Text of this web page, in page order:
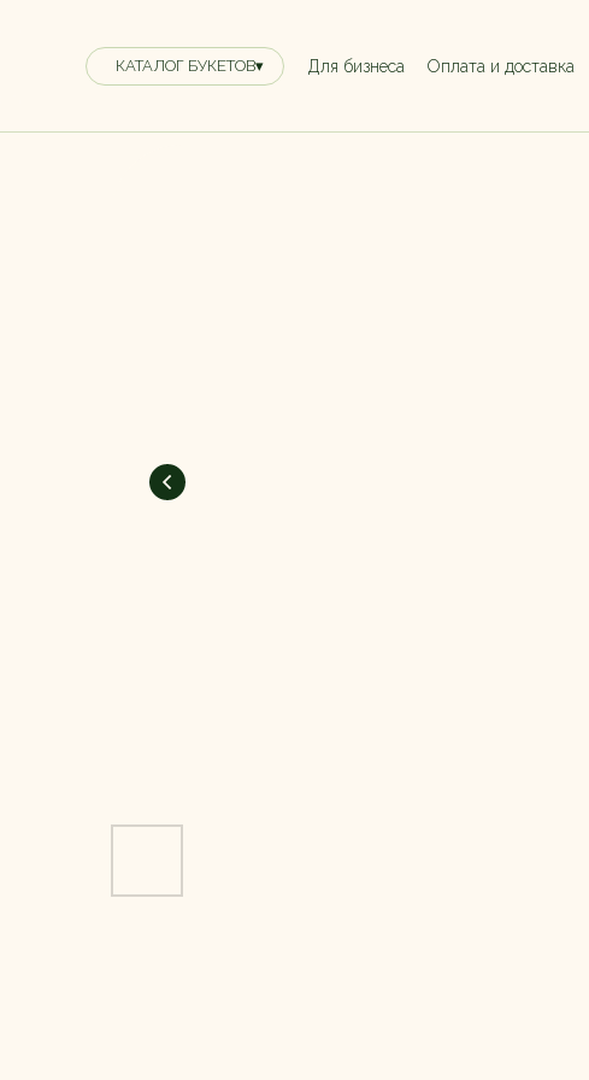
КАТАЛОГ БУКЕТОВ▾ Для бизнеса Оплата и доставка